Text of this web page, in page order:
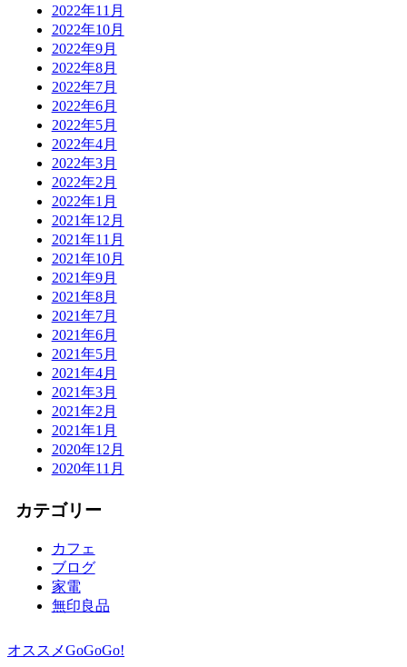
2022年11月
2022年10月
2022年9月
2022年8月
2022年7月
2022年6月
2022年5月
2022年4月
2022年3月
2022年2月
2022年1月
2021年12月
2021年11月
2021年10月
2021年9月
2021年8月
2021年7月
2021年6月
2021年5月
2021年4月
2021年3月
2021年2月
2021年1月
2020年12月
2020年11月
カテゴリー
カフェ
ブログ
家電
無印良品
オススメGoGoGo!